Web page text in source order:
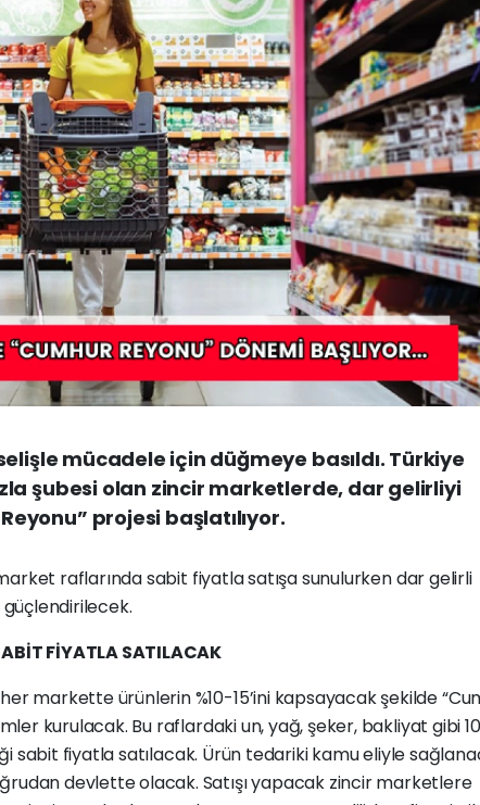
mücadele için düğmeye basıldı. Türkiye
şubesi olan zincir marketlerde, dar gelirliyi
projesi başlatılıyor.
raflarında sabit fiyatla satışa sunulurken dar gelirli
güçlendirilecek.
FİYATLA SATILACAK
markette ürünlerin %10-15’ini kapsayacak şekilde
kurulacak. Bu raflardaki un, yağ, şeker, bakliyat gibi
sabit fiyatla satılacak. Ürün tedariki kamu eliyle
devlette olacak. Satışı yapacak zincir marketlere